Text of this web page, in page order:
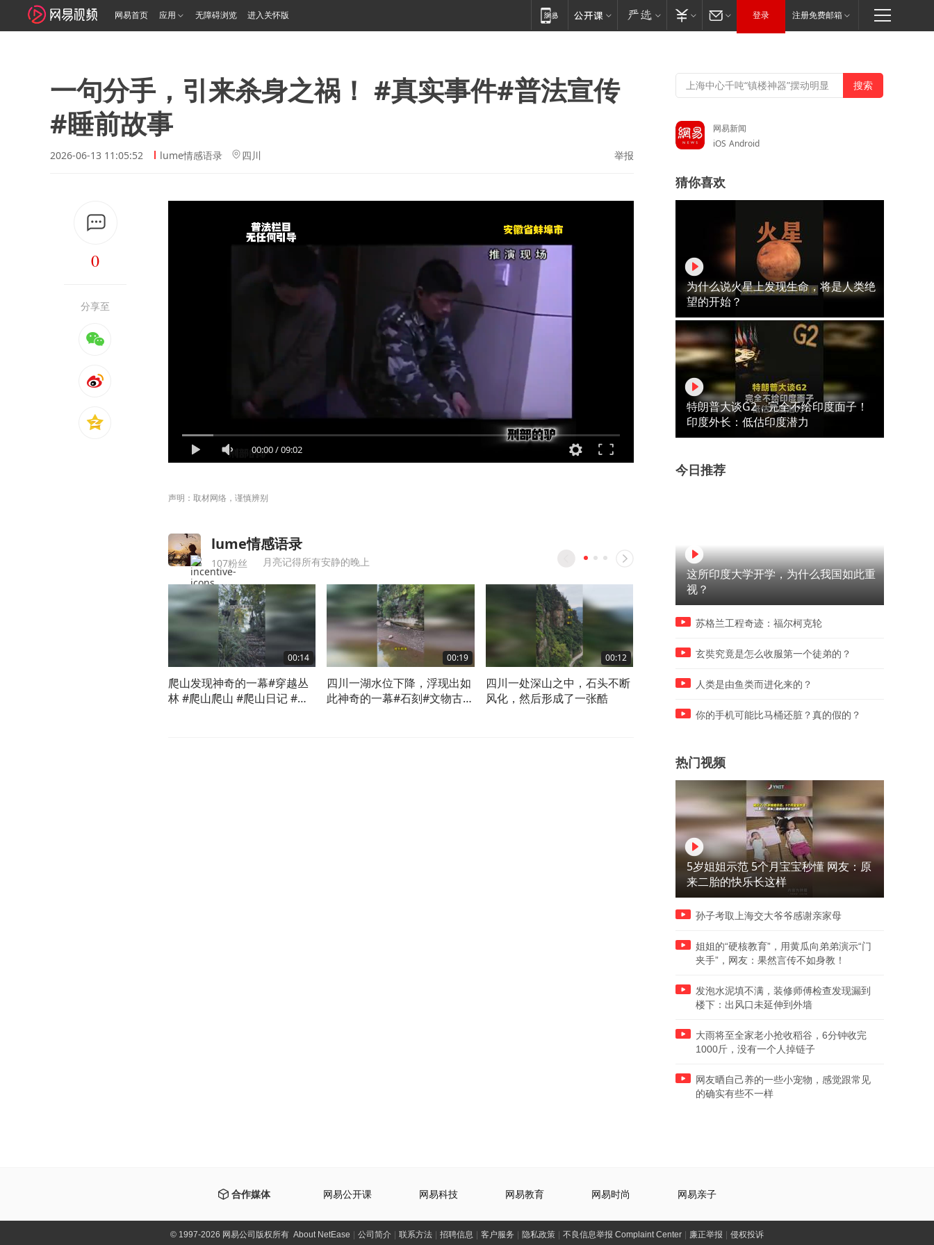
网易首页 应用 无障碍浏览 进入关怀版 登录 注册免费邮箱
一句分手，引来杀身之祸！ #真实事件#普法宣传
#睡前故事
2026-06-13 11:05:52 lume情感语录 四川 举报
0
分享至
00:00/09:02
声明：取材网络，谨慎辨别
lume情感语录
107粉丝 月亮记得所有安静的晚上
00:14
爬山发现神奇的一幕#穿越丛
林 #爬山爬山 #爬山日记 #旅
00:19
四川一湖水位下降，浮现出如
此神奇的一幕#石刻#文物古迹
00:12
四川一处深山之中，石头不断
风化，然后形成了一张酷
00:11
这个在大山之中天然形成的石
这曾是国内最大的氦气生产
网易新闻
iOS Android
猜你喜欢
为什么说火星上发现生命，将是人类绝
望的开始？
特朗普大谈G2，完全不给印度面子！
印度外长：低估印度潜力
今日推荐
这所印度大学开学，为什么我国如此重
视？
苏格兰工程奇迹：福尔柯克轮
玄奘究竟是怎么收服第一个徒弟的？
人类是由鱼类而进化来的？
你的手机可能比马桶还脏？真的假的？
热门视频
5岁姐姐示范 5个月宝宝秒懂 网友：原
来二胎的快乐长这样
孙子考取上海交大爷爷感谢亲家母
姐姐的“硬核教育”，用黄瓜向弟弟演示“门
夹手”，网友：果然言传不如身教！
发泡水泥填不满，装修师傅检查发现漏到
楼下：出风口未延伸到外墙
大雨将至全家老小抢收稻谷，6分钟收完
1000斤，没有一个人掉链子
网友晒自己养的一些小宠物，感觉跟常见
的确实有些不一样
合作媒体 网易公开课 网易科技 网易教育 网易时尚 网易亲子
©1997-2026 网易公司版权所有 About NetEase 公司简介 联系方法 招聘信息 客户服务 隐私政策 不良信息举报 Complaint Center 廉正举报 侵权投诉